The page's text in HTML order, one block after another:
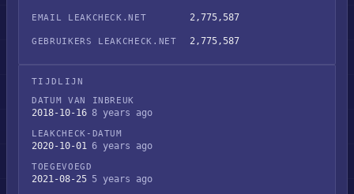
EMAIL LEAKCHECK.NET 2,775,587
GEBRUIKERS LEAKCHECK.NET 2,775,587
TIJDLIJN
DATUM VAN INBREUK
2018-10-16 8 years ago
LEAKCHECK-DATUM
2020-10-01 6 years ago
TOEGEVOEGD
2021-08-25 5 years ago